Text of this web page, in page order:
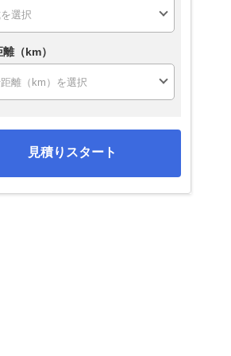
（km）
見積りスタート